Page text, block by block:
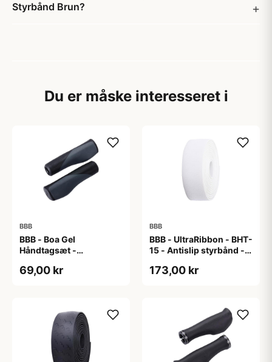
Styrbånd Brun?
Du er måske interesseret i
BBB
BBB - Boa Gel
Håndtagsæt -
69,00 kr
BBB
BBB - UltraRibbon - BHT-
15 - Antislip styrbånd -
173,00 kr